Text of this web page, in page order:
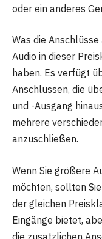
oder ein anderes
Was die
Audio in dieser
haben. Es verfügt
Anschlüssen, die
und -Ausgang
mehrere
anzuschließen.
Wenn Sie größere
möchten, sollten
der gleichen
Eingänge bietet,
die zusätzlichen